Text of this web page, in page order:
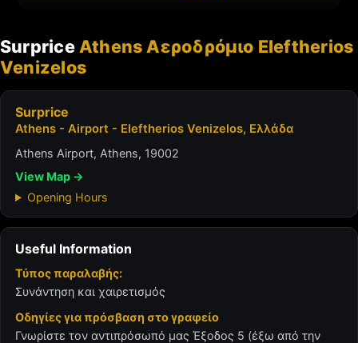
Surprice Athens Αεροδρόμιο Eleftherios
Venizelos
Surprice
Athens - Airport - Eleftherios Venizelos, Ελλάδα
Athens Airport, Athens, 19002
View Map →
Opening Hours
Useful Information
Τύπος παραλαβής:
Συνάντηση και χαιρετισμός
Οδηγίες για πρόσβαση στο γραφείο
Γνωρίστε τον αντιπρόσωπό μας Έξοδος 5 (έξω από την